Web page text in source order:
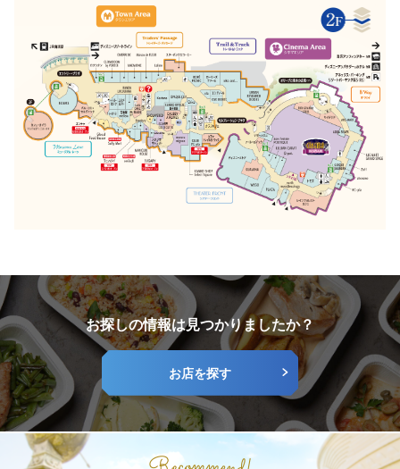
お探しの情報は見つかりましたか？
お店を探す